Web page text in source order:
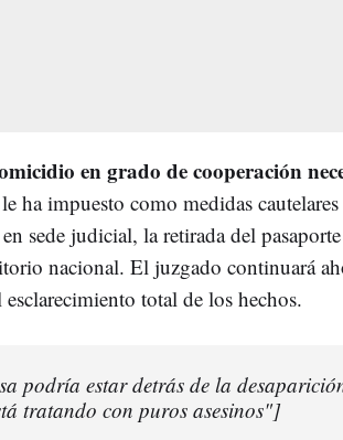
en grado de cooperación
ha impuesto como medidas cautelares
sede judicial, la retirada del
nacional. El juzgado continuará
total de los hechos.
podría estar detrás de la
tratando con puros asesinos"]